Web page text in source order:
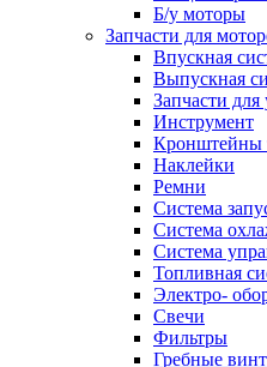
Б/у моторы
Запчасти для
Впускная
Выпускная
Запчасти
Инструмент
Кронштейны
Наклейки
Ремни
Система
Система
Система
Топливная
Электро-
Свечи
Фильтры
Гребные